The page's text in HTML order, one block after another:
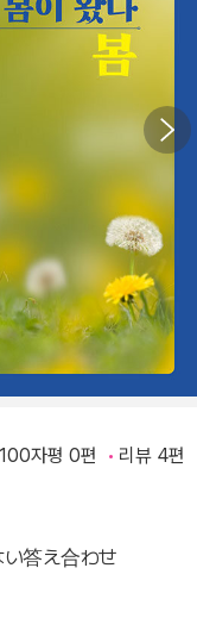
100자평 0편 리뷰 4편
答え合わせ